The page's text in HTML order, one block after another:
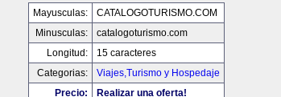
Mayusculas:
CATALOGOTURISMO.COM
Minusculas:
catalogoturismo.com
Longitud:
15 caracteres
Categorias:
Viajes,Turismo y Hospedaje
Precio:
Realizar una oferta!